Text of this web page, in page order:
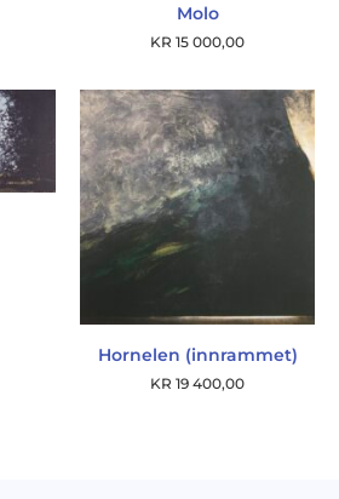
Molo
KR 15 000,00
Hornelen (innrammet)
KR 19 400,00